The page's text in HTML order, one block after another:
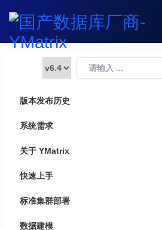
版本发布历史
系统需求
关于 YMatrix
快速上手
标准集群部署
数据建模